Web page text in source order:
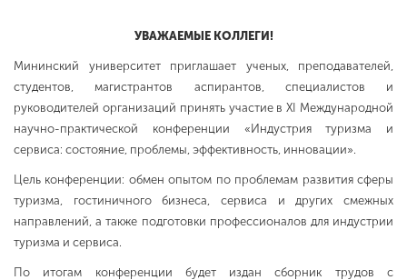
Приемная
комиссия
+7 (831) 262-26-20
УВАЖАЕМЫЕ КОЛЛЕГИ!
Мининский университет приглашает ученых, преподавателей,
студентов, магистрантов аспирантов, специалистов и
руководителей организаций принять участие в XI Международной
научно-практической конференции «Индустрия туризма и
сервиса: состояние, проблемы, эффективность, инновации».
Цель конференции: обмен опытом по проблемам развития сферы
туризма, гостиничного бизнеса, сервиса и других смежных
направлений, а также подготовки профессионалов для индустрии
туризма и сервиса.
По итогам конференции будет издан сборник трудов с